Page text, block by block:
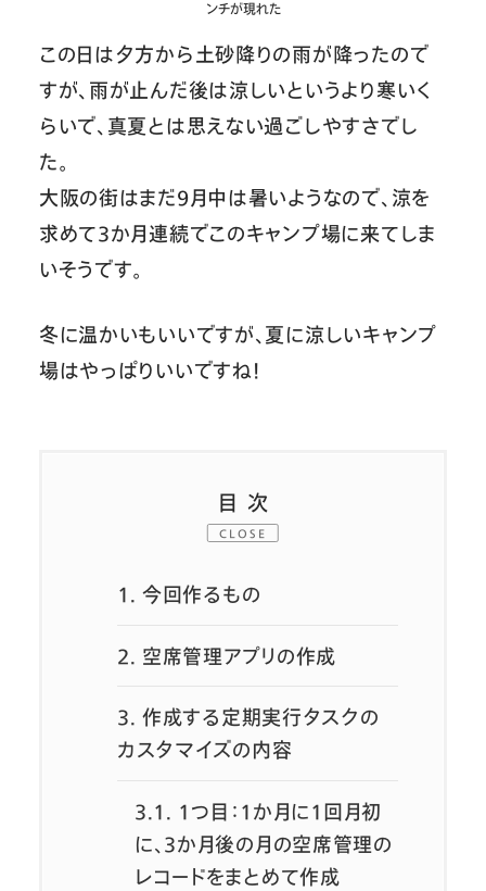
ンチが現れた
この日は夕方から土砂降りの雨が降ったので
すが、雨が止んだ後は涼しいというより寒いく
らいで、真夏とは思えない過ごしやすさでし
た。
大阪の街はまだ9月中は暑いようなので、涼を
求めて3か月連続でこのキャンプ場に来てしま
いそうです。
冬に温かいもいいですが、夏に涼しいキャンプ
場はやっぱりいいですね！
目次
CLOSE
1.今回作るもの
2. 空席管理アプリの作成
3.作成する定期実行タスクの
カスタマイズの内容
3.1. 1つ目：1か月に1回月初
に、3か月後の月の空席管理の
レコードをまとめて作成